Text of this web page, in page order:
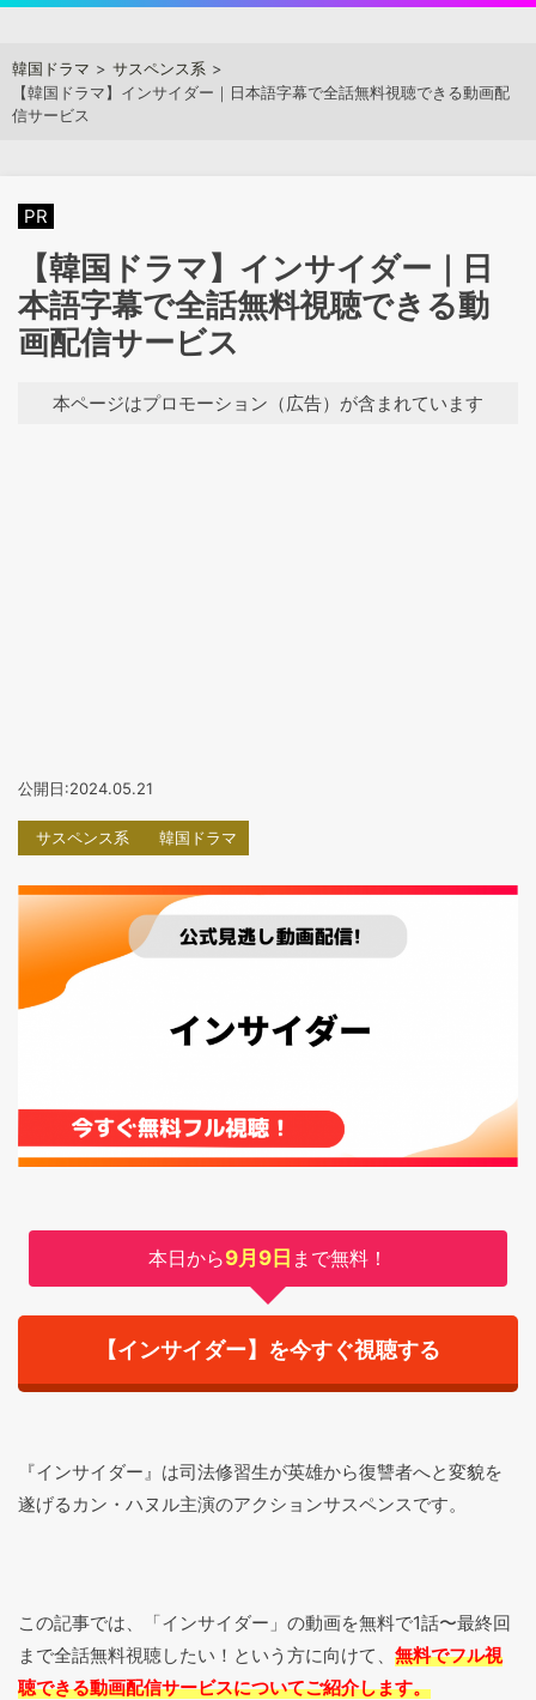
content
アジアンステージ
韓国ドラマ
サスペンス系
【韓国ドラマ】インサイダー｜日本語字幕で全話無料視聴できる動画配
信サービス
PR
【韓国ドラマ】インサイダー｜日
本語字幕で全話無料視聴できる動
画配信サービス
本ページはプロモーション（広告）が含まれています
公開日:2024.05.21
サスペンス系 韓国ドラマ
本日から9月9日 まで無料！
【インサイダー】を今すぐ視聴する
『インサイダー』は司法修習生が英雄から復讐者へと変貌を
遂げるカン・ハヌル主演のアクションサスペンスです。
この記事では、「インサイダー」の動画を無料で1話〜最終回
まで全話無料視聴したい！という方に向けて、 無料でフル視
聴できる動画配信サービスについてご紹介します。